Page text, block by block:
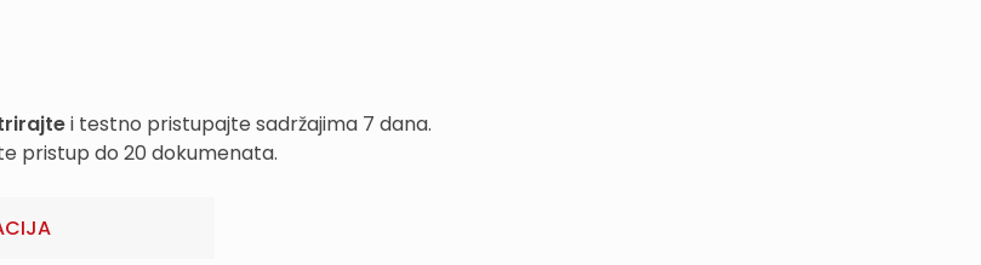
i testno pristupajte sadržajima 7 dana.
pristup do 20 dokumenata.